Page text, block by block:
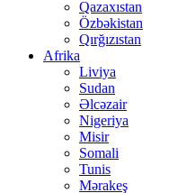
Qazaxıstan
Özbəkistan
Qırğızıstan
Afrika
Liviya
Sudan
Əlcəzair
Nigeriya
Misir
Somali
Tunis
Mərakeş